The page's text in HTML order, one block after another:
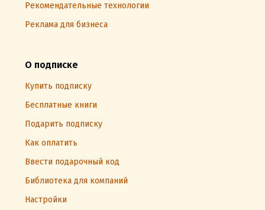
Рекомендательные технологии
Реклама для бизнеса
О подписке
Купить подписку
Бесплатные книги
Подарить подписку
Как оплатить
Ввести подарочный код
Библиотека для компаний
Настройки